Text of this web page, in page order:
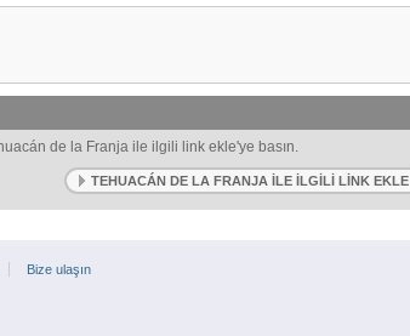
de la Franja ile ilgili link ekle'ye basın.
TEHUACÁN DE LA FRANJA ILE ILGILI LINK EKLE
Bize ulaşın